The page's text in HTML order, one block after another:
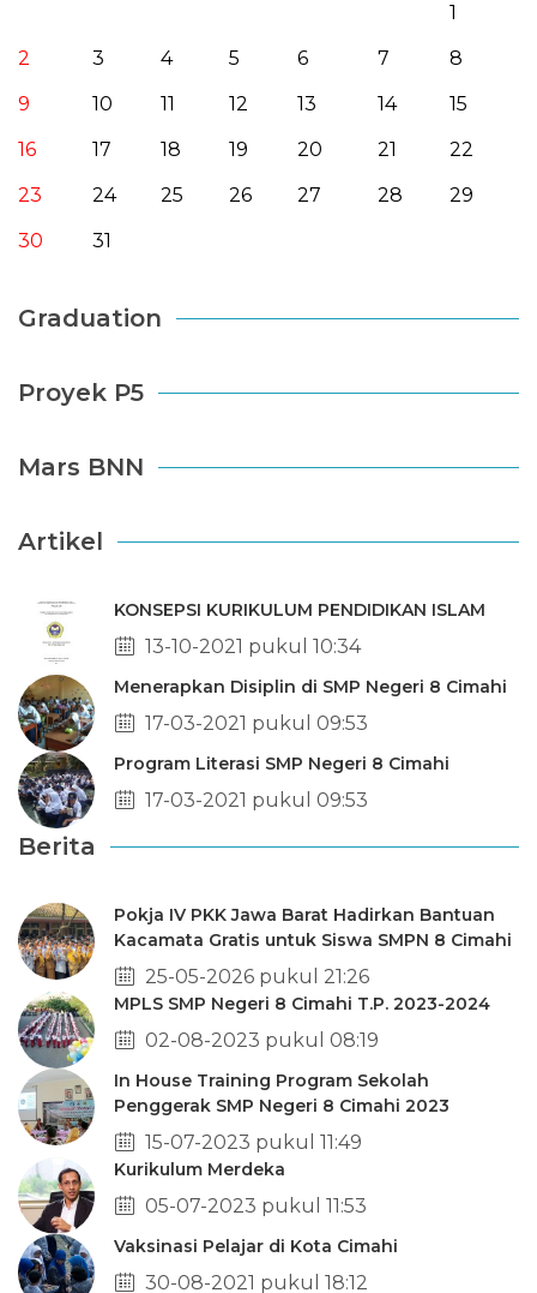
1
2
3 4 5 6 7
8
9
10 11 12 13 14
15
16
17 18 19 20 21
22
23
24 25 26 27 28
29
30
31
Graduation
Proyek P5
Mars BNN
Artikel
KONSEPSI KURIKULUM PENDIDIKAN ISLAM
13-10-2021 pukul 10:34
Menerapkan Disiplin di SMP Negeri 8 Cimahi
17-03-2021 pukul 09:53
Program Literasi SMP Negeri 8 Cimahi
17-03-2021 pukul 09:53
Berita
Pokja IV PKK Jawa Barat Hadirkan Bantuan
Kacamata Gratis untuk Siswa SMPN 8 Cimahi
25-05-2026 pukul 21:26
MPLS SMP Negeri 8 Cimahi T.P. 2023-2024
02-08-2023 pukul 08:19
In House Training Program Sekolah
Penggerak SMP Negeri 8 Cimahi 2023
15-07-2023 pukul 11:49
Kurikulum Merdeka
05-07-2023 pukul 11:53
Vaksinasi Pelajar di Kota Cimahi
30-08-2021 pukul 18:12